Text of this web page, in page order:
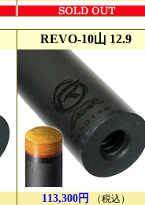
REVO-10山 12.9
113,300円 （税込）